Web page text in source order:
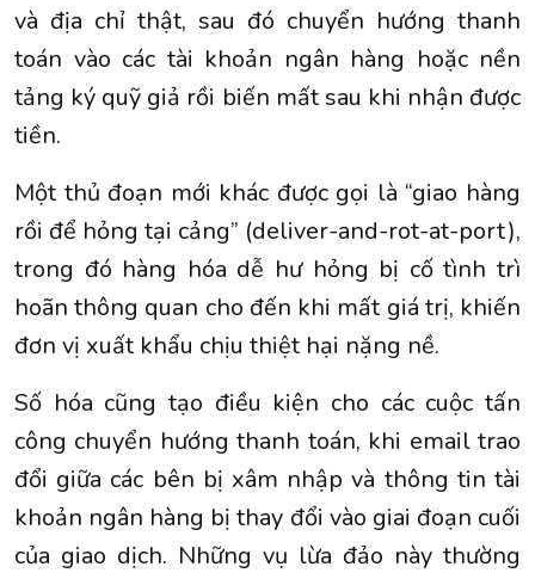
và địa chỉ thật, sau đó chuyển hướng thanh
toán vào các tài khoản ngân hàng hoặc nền
tảng ký quỹ giả rồi biến mất sau khi nhận được
tiền.
Một thủ đoạn mới khác được gọi là “giao hàng
rồi để hỏng tại cảng” (deliver-and-rot-at-port),
trong đó hàng hóa dễ hư hỏng bị cố tình trì
hoãn thông quan cho đến khi mất giá trị, khiến
đơn vị xuất khẩu chịu thiệt hại nặng nề.
Số hóa cũng tạo điều kiện cho các cuộc tấn
công chuyển hướng thanh toán, khi email trao
đổi giữa các bên bị xâm nhập và thông tin tài
khoản ngân hàng bị thay đổi vào giai đoạn cuối
của giao dịch. Những vụ lừa đảo này thường